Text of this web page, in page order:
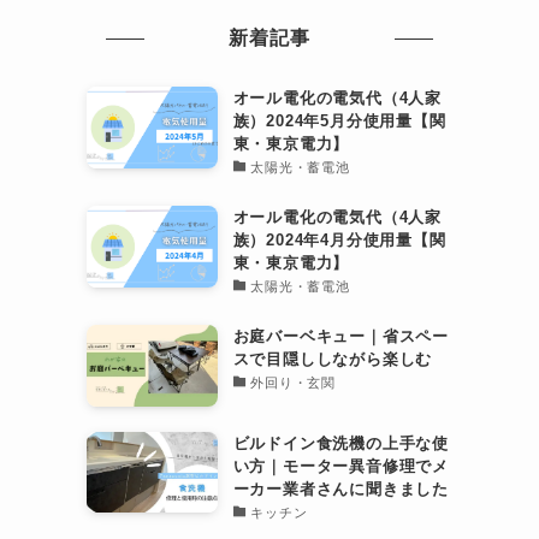
新着記事
オール電化の電気代（4人家
族）2024年5月分使用量【関
東・東京電力】
太陽光・蓄電池
オール電化の電気代（4人家
族）2024年4月分使用量【関
東・東京電力】
太陽光・蓄電池
お庭バーベキュー｜省スペー
スで目隠ししながら楽しむ
外回り・玄関
ビルドイン食洗機の上手な使
い方｜モーター異音修理でメ
ーカー業者さんに聞きました
キッチン